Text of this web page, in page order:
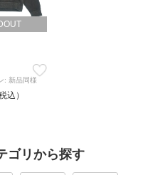
: 新品同様
込）
ゴリから探す